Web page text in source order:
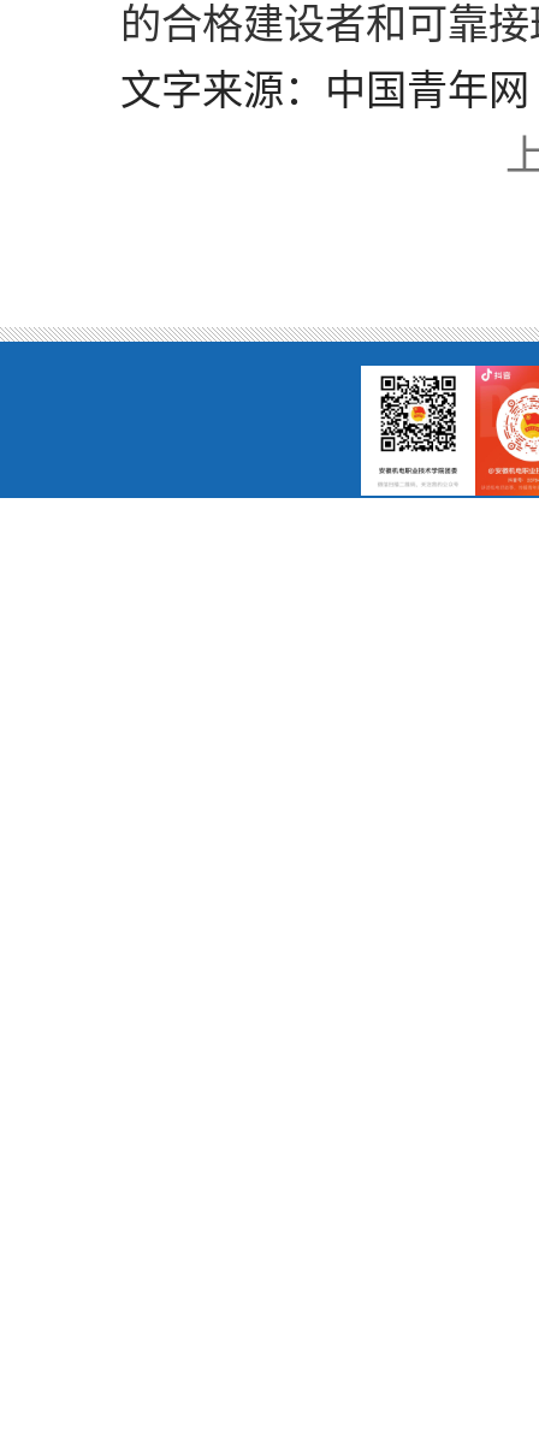
的合格建设者和可靠
文字来源：中国青年网